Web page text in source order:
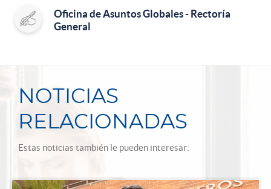
Oficina de Asuntos Globales - Rectoría
General
NOTICIAS
RELACIONADAS
Estas noticias también le pueden interesar: